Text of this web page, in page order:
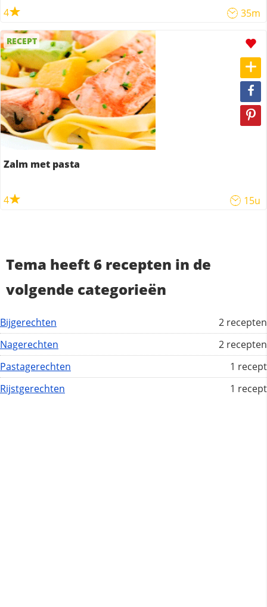
4 35m
RECEPT
Zalm met pasta
4 15u
Tema heeft 6 recepten in de
volgende categorieën
2 recepten
Bijgerechten
2 recepten
Nagerechten
1 recept
Pastagerechten
1 recept
Rijstgerechten